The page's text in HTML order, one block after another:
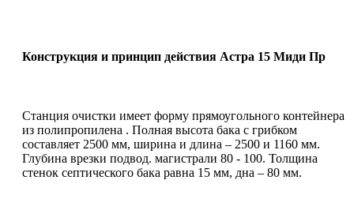
Конструкция и принцип действия Астра 15 Миди Пр
Станция очистки имеет форму прямоугольного контейнера
из полипропилена . Полная высота бака с грибком
составляет 2500 мм, ширина и длина – 2500 и 1160 мм.
Глубина врезки подвод. магистрали 80 - 100. Толщина
стенок септического бака равна 15 мм, дна – 80 мм.